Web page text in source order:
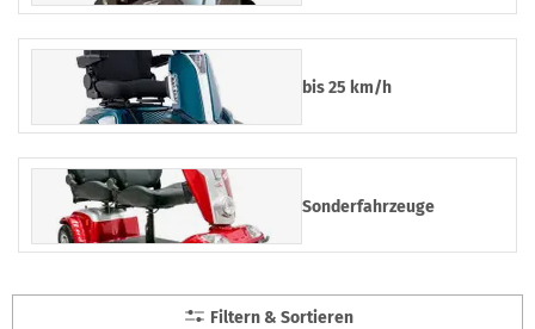
bis 25 km/h
Sonderfahrzeuge
Filtern & Sortieren